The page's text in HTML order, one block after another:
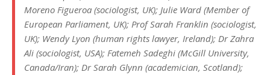
Moreno Figueroa (sociologist, UK); Julie Ward (Member of
European Parliament, UK); Prof Sarah Franklin (sociologist,
UK); Wendy Lyon (human rights lawyer, Ireland); Dr Zahra
Ali (sociologist, USA); Fatemeh Sadeghi (McGill University,
Canada/Iran); Dr Sarah Glynn (academician, Scotland);